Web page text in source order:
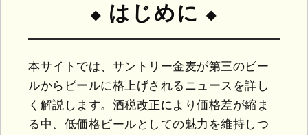
はじめに
本サイトでは、サントリー金麦が第三のビー
ルからビールに格上げされるニュースを詳し
く解説します。酒税改正により価格差が縮ま
る中、低価格ビールとしての魅力を維持しつ